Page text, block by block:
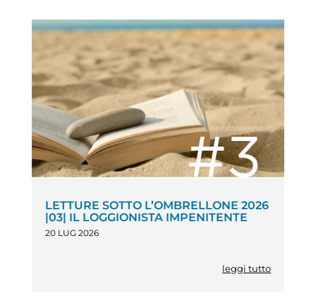
LETTURE SOTTO L’OMBRELLONE 2026
|03| IL LOGGIONISTA IMPENITENTE
20 LUG 2026
leggi tutto